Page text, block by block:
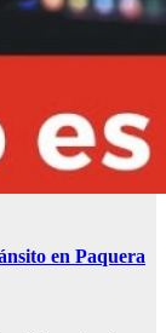
en Paquera